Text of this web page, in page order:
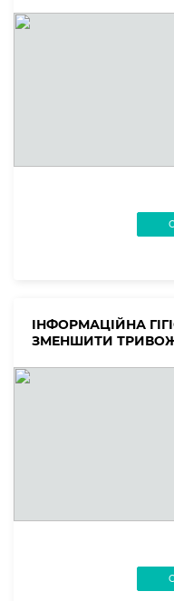
ІНФОРМАЦІЙНА
ЗМЕНШИТИ